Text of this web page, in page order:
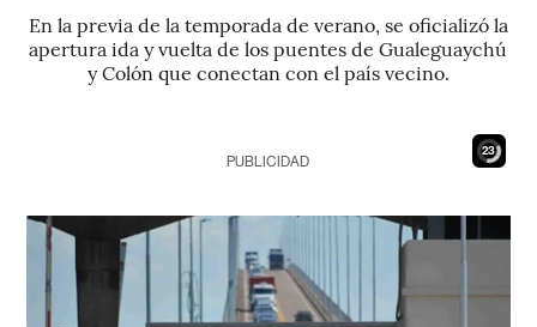
En la previa de la temporada de verano, se oficializó la
apertura ida y vuelta de los puentes de Gualeguaychú
y Colón que conectan con el país vecino.
22
PUBLICIDAD